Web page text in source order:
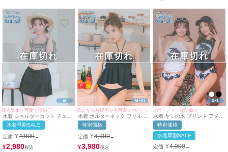
後ろ姿まで可愛く演出♡
水着 ショルダーカット チェッ
ク フリル ビスチェ バックリボ
ン 体型カバー スカート 韓国風
ガーリー タンキニ (チェック×
ブラック/聖菜)
水着早割SALE
定価 ¥4,900→
¥2,980
在庫切れ
気になるお腹周りも可愛くカバー♪
水着 ホルターネック フリル フ
レア ビスチェ ワンカラー 体型
カバー 韓国風 ビキニ (ブラッ
ク/MIYABI着用)
特別価格
定価 ¥4,900→
¥3,980
在庫切れ
スポーティーな印象☆
水着 ヤシの木 プリント アメリ
カンスリーブ ドロスト ビスチ
ェ 体型カバー ギャル タンキニ
(ホワイト/上ノ堀結愛着用)(ブ
ラック/MIYABI着用)
特別価格
水着早割SALE
定価 ¥4,900→
在庫切れ